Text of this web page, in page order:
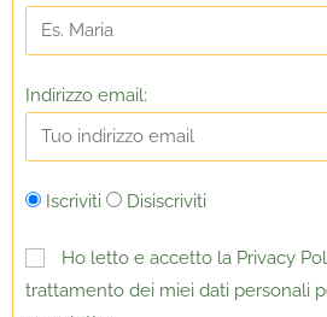
Indirizzo email:
Iscriviti Disiscriviti
Ho letto e accetto la Privacy
trattamento dei miei dati personali